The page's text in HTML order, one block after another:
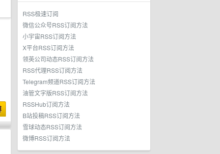
RSS极速订阅
微信公众号RSS订阅方法
小宇宙RSS订阅方法
X平台RSS订阅方法
领英公司动态RSS订阅方法
RSS代理RSS订阅方法
Telegram频道RSS订阅方法
油管文字版RSS订阅方法
RSSHub订阅方法
B站投稿RSS订阅方法
雪球动态RSS订阅方法
微博RSS订阅方法